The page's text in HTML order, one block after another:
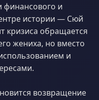
финансового и
истории — Сюй
кризиса обращается
жениха, но вместо
и
возвращение